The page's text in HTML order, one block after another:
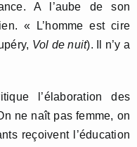
A l’aube de son
« L’homme est cire
Vol de nuit). Il n’y a
l’élaboration des
ne naît pas femme, on
reçoivent l’éducation